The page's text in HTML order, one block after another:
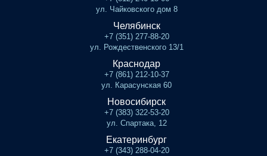
ул. Чайковского дом 8
Челябинск
+7 (351) 277-88-20
ул. Рождественского 13/1
Краснодар
+7 (861) 212-10-37
ул. Карасунская 60
Новосибирск
+7 (383) 322-53-20
ул. Спартака, 12
Екатеринбург
+7 (343) 288-04-20